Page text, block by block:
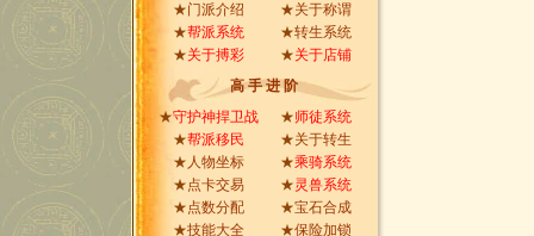
★门派介绍 ★关于称谓
★帮派系统 ★转生系统
★关于搏彩 ★关于店铺
高 手 进 阶
★守护神捍卫战 ★师徒系统
★帮派移民 ★关于转生
★ 人物坐标 ★乘骑系统
★点卡交易 ★灵兽系统
★点数分配 ★宝石合成
★技能大全 ★保险加锁